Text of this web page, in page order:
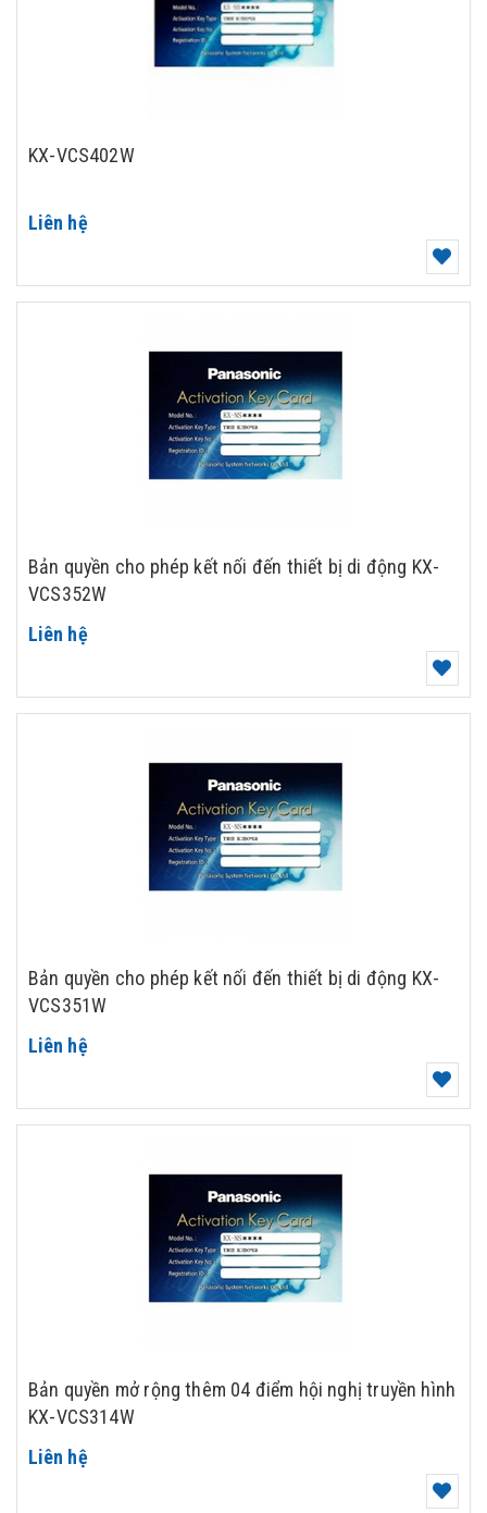
KX-VCS402W
Liên hệ
Bản quyền cho phép kết nối đến thiết bị di động KX-
VCS352W
Liên hệ
Bản quyền cho phép kết nối đến thiết bị di động KX-
VCS351W
Liên hệ
Bản quyền mở rộng thêm 04 điểm hội nghị truyền hình
KX-VCS314W
Liên hệ